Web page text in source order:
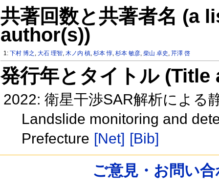
共著回数と共著者名 (a
author(s))
1:下村 博之 ,大石 理智,木ノ内 槙,杉本 惇,杉本 敏彦,柴山 卓史 ,芹澤 啓
発行年とタイトル
2022: 衛星干渉SAR解析による
Landslide monitoring and
Prefecture [Net] [Bib]
ご意見・お問い